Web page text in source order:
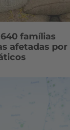
famílias
afetadas